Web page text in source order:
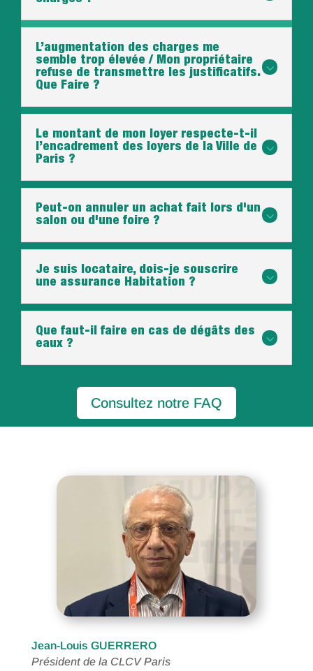
L’augmentation des charges me
semble trop élevée / Mon propriétaire
refuse de transmettre les justificatifs.
Que Faire ?
3
Le montant de mon loyer respecte-t-il
l’encadrement des loyers de la Ville de
Paris ?
3
Peut-on annuler un achat fait lors d'un
salon ou d'une foire ?
3
Je suis locataire, dois-je souscrire
une assurance Habitation ?
3
Que faut-il faire en cas de dégâts des
eaux ?
3
Consultez notre FAQ
Jean-Louis GUERRERO
Président de la CLCV Paris